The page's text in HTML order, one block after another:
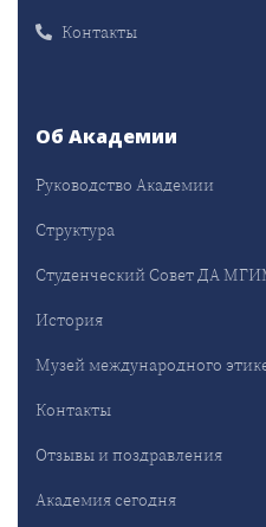
Контакты
Об Академии
Руководство Академии
Структура
Студенческий Совет ДА
История
Музей международного
Контакты
Отзывы и поздравления
Академия сегодня